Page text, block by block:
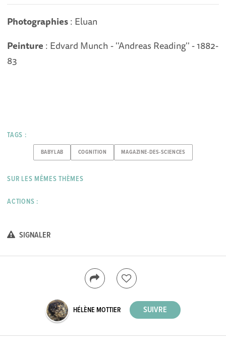
Photographies: Eluan
Peinture : Edvard Munch - ''Andreas Reading'' - 1882-
83
TAGS :
BABYLAB COGNITION MAGAZINE-DES-SCIENCES
SUR LES MÊMES THÈMES
ACTIONS :
SIGNALER
HÉLÈNE MOTTIER